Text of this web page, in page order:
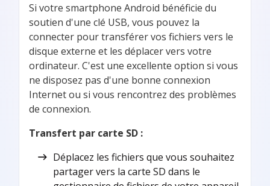
Si votre smartphone Android bénéficie du
soutien d'une clé USB, vous pouvez la
connecter pour transférer vos fichiers vers le
disque externe et les déplacer vers votre
ordinateur. C'est une excellente option si vous
ne disposez pas d'une bonne connexion
Internet ou si vous rencontrez des problèmes
de connexion.
Transfert par carte SD :
Déplacez les fichiers que vous souhaitez
partager vers la carte SD dans le